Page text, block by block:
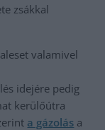
zsákkal
valamivel
idejére pedig
kerülőútra
a gázolás a